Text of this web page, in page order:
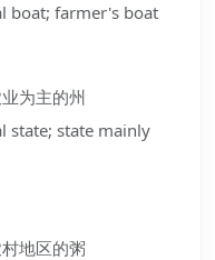
boat; farmer's boat
为主的州
state; state mainly
地区的粥